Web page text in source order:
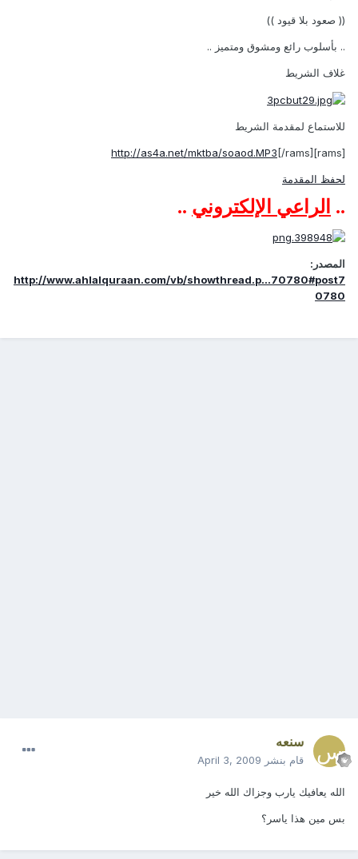
(( صعود بلا قيود ))
.. بأسلوب رائع ومشوق ومتميز ..
غلاف الشريط
للاستماع لمقدمة الشريط
http://as4a.net/mktba/soaod.MP3[/rams]
لحفظ المقدمة
.. الراعي الإلكتروني..
المصدر:
http://www.ahlalquraan.com/vb/showthread.p...70780#post7
0780
سنعه
قام بنشر April 3, 2009
الله يعافيك يارب وجزاك الله خير
بس مين هذا ياسر؟